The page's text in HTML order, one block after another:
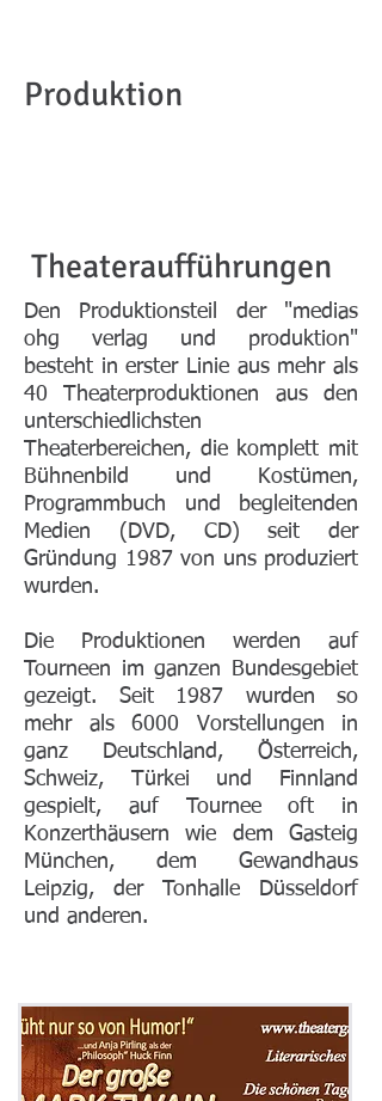
Produktion
Theateraufführungen
Den Produktionsteil der "medias
ohg verlag und produktion"
besteht in erster Linie aus mehr als
40 Theaterproduktionen aus den
unterschiedlichsten
Theaterbereichen, die komplett mit
Bühnenbild und Kostümen,
Programmbuch und begleitenden
Medien (DVD, CD) seit der
Gründung 1987 von uns produziert
wurden.
Die Produktionen werden auf
Tourneen im ganzen Bundesgebiet
gezeigt. Seit 1987 wurden so
mehr als 6000 Vorstellungen in
ganz Deutschland, Österreich,
Schweiz, Türkei und Finnland
gespielt, auf Tournee oft in
Konzerthäusern wie dem Gasteig
München, dem Gewandhaus
Leipzig, der Tonhalle Düsseldorf
und anderen.